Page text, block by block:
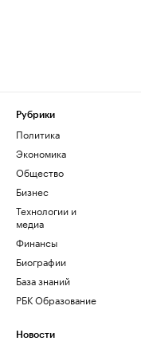
Рубрики
Политика
Экономика
Общество
Бизнес
Технологии и
медиа
Финансы
Биографии
База знаний
РБК Образование
Новости